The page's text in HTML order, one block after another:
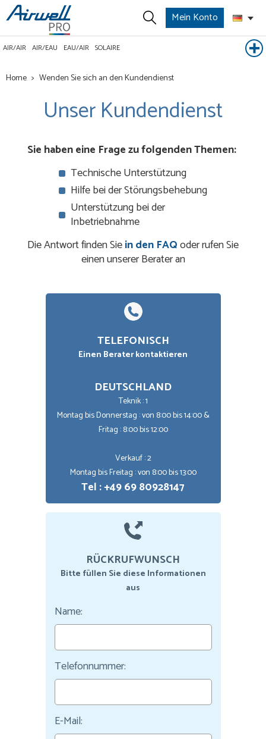
Mein Konto
AIR/AIR AIR/EAU EAU/AIR SOLAIRE
Home Wenden Sie sich an den Kundendienst
Unser Kundendienst
Sie haben eine Frage zu folgenden Themen:
Technische Unterstützung
Hilfe bei der Störungsbehebung
Unterstützung bei der
Inbetriebnahme
Die Antwort finden Siein den FAQoder rufen Sie
einen unserer Berater an
TELEFONISCH
Einen Berater kontaktieren
DEUTSCHLAND
Teknik : 1
Montag bis Donnerstag : von 8:00 bis 14:00 &
Fritag : 8:00 bis 12:00
Verkauf : 2
Montag bis Freitag : von 8:00 bis 13:00
Tel : +49 69 80928147
RÜCKRUFWUNSCH
Bitte füllen Sie diese Informationen
aus
Name:
Telefonnummer:
E-Mail: